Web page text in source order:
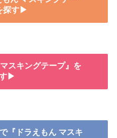
探す▶
スキングテープ』を
▶
『ドラえもん マスキ